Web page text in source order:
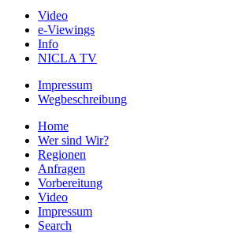
Video
e-Viewings
Info
NICLA TV
Impressum
Wegbeschreibung
Home
Wer sind Wir?
Regionen
Anfragen
Vorbereitung
Video
Impressum
Search